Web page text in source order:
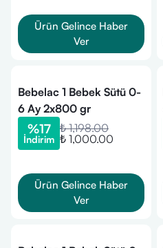
Ürün Gelince Haber
Ver
Bebelac 1 Bebek Sütü 0-
6 Ay 2x800 gr
%17
İndirim
₺ 1,198.00
₺ 1,000.00
Ürün Gelince Haber
Ver